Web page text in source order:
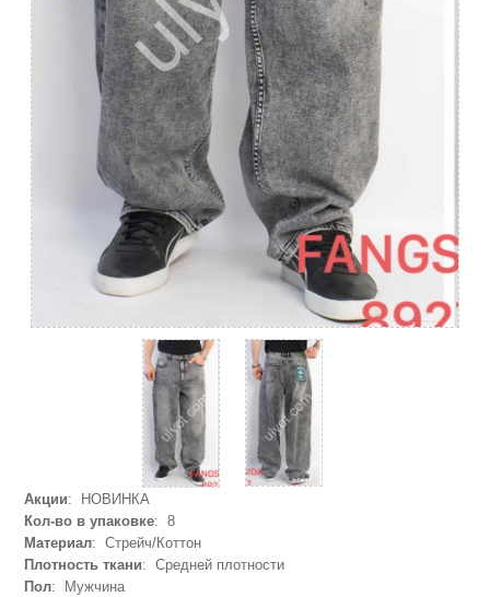
Акции: НОВИНКА
Кол-во в упаковке: 8
Материал: Стрейч/Коттон
Плотность ткани: Средней плотности
Пол: Мужчина